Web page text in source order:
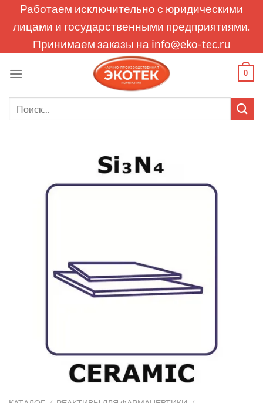
Работаем исключительно с юридическими
лицами и государственными предприятиями.
Принимаем заказы на info@eko-tec.ru
0